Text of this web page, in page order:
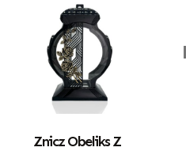
Znicz Obeliks Z